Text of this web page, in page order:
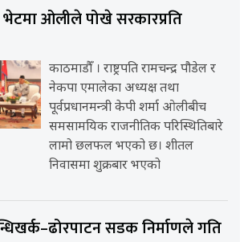
भेटमा ओलीले पोखे सरकारप्रति
काठमाडौँ । राष्ट्रपति रामचन्द्र पौडेल र
नेकपा एमालेका अध्यक्ष तथा
पूर्वप्रधानमन्त्री केपी शर्मा ओलीबीच
समसामयिक राजनीतिक परिस्थितिबारे
लामो छलफल भएको छ। शीतल
निवासमा शुक्रबार भएको
सडक निर्माणले गति